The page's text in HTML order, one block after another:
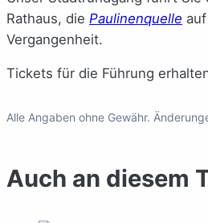
Rathaus, die Paulinenquelle
Vergangenheit.
Tickets für die Führung
Alle Angaben ohne Gewähr.
Auch an diesem